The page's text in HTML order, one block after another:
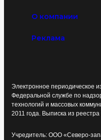
О компании
Реклама
Электронное периодическое
Федеральной службе по
технологий и массовых
2011 года. Выписка из
Учредитель: ООО «Северо-